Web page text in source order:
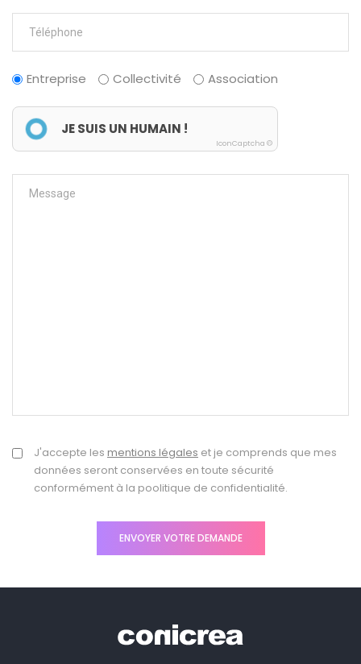
Entreprise Collectivité Association
IconCaptcha ©
JE SUIS UN HUMAIN !
J'accepte les mentions légales et je comprends que mes
données seront conservées en toute sécurité
conformément à la poolitique de confidentialité.
ENVOYER VOTRE DEMANDE